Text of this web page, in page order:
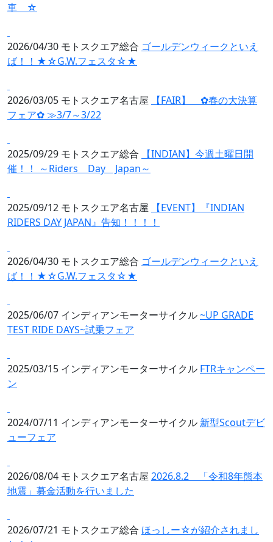
車 ☆
2026/04/30 モトスクエア総合 ゴールデンウィークといえ
ば！！★☆G.W.フェスタ☆★
2026/03/05 モトスクエア名古屋
【FAIR】 ✿春の大決算
フェア✿ ≫3/7～3/22
2025/09/29 モトスクエア総合
【INDIAN】今週土曜日開
催！！ ～Riders Day Japan～
2025/09/12 モトスクエア名古屋
【EVENT】『INDIAN
RIDERS DAY JAPAN』告知！！！！
2026/04/30 モトスクエア総合 ゴールデンウィークといえ
ば！！★☆G.W.フェスタ☆★
2025/06/07 インディアンモーターサイクル~UP GRADE
TEST RIDE DAYS~試乗フェア
2025/03/15 インディアンモーターサイクル FTRキャンペー
ン
2024/07/11 インディアンモーターサイクル 新型Scoutデビ
ューフェア
2026/08/04 モトスクエア名古屋 2026.8.2 「令和8年熊本
地震」募金活動を行いました
2026/07/21 モトスクエア総合 ほっしー☆が紹介されまし